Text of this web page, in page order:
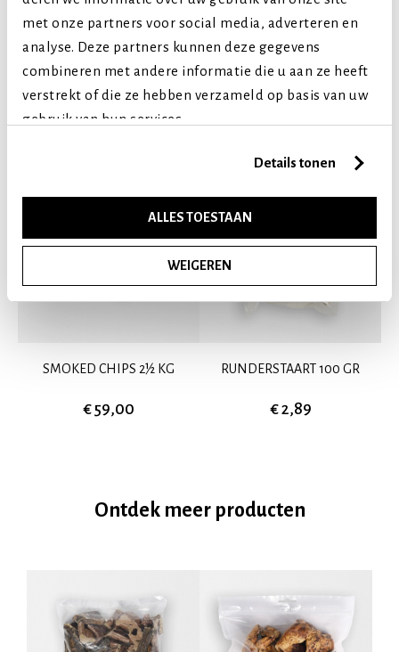
met onze partners voor social media, adverteren en
analyse. Deze partners kunnen deze gegevens
combineren met andere informatie die u aan ze heeft
verstrekt of die ze hebben verzameld op basis van uw
gebruik van hun services.
Details tonen
ALLES TOESTAAN
WEIGEREN
Vergelijkbare producten
SMOKED CHIPS 2½ KG
€ 59,00
RUNDERSTAART 100 GR
€ 2,89
Ontdek meer producten